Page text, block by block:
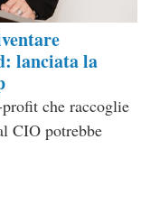
lanciata la
che raccoglie
CIO potrebbe